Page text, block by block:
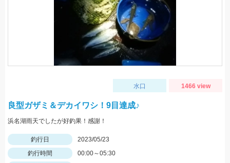
水口 1466 view
良型ガザミ＆デカイワシ！9目達成♪
浜名湖雨天でしたが好釣果！感謝！
釣行日
2023/05/23
釣行時間
00:00～05:30